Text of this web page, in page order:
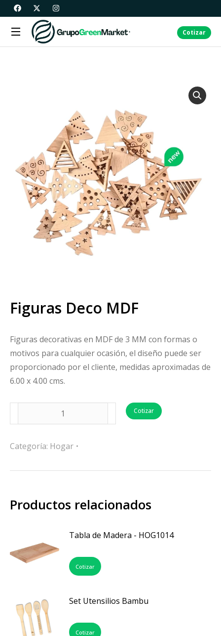
Cotizar
Figuras Deco MDF
Figuras decorativas en MDF de 3 MM con formas o
motivos para cualquier ocasión, el diseño puede ser
proporcionado por el cliente, medidas aproximadas de
6.00 x 4.00 cms.
Cotizar
Categoría: Hogar
Productos relacionados
Tabla de Madera - HOG1014
Cotizar
Set Utensilios Bambu
Cotizar